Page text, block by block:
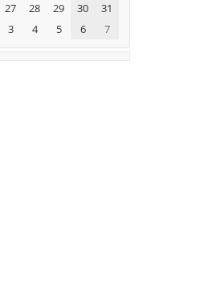
27 28 29 30
31
3 4 5 6 7